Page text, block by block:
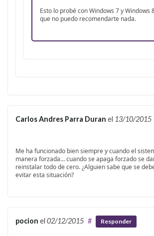
Esto lo probé con Windows 7 y Windows
que no puedo recomendarte nada.
Carlos Andres Parra Duran el 13/10/2015
Me ha funcionado bien siempre y cuando el
manera forzada… cuando se apaga forzado se
reinstalar todo de cero. ¿Alguien sabe que se
evitar esta situación?
pocion el 02/12/2015 # Responder